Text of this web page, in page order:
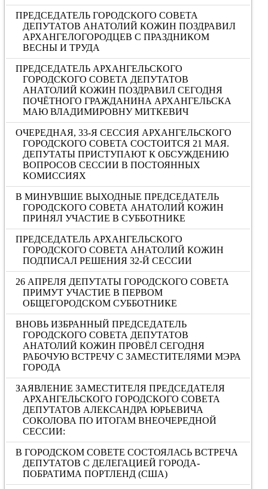
ПРЕДСЕДАТЕЛЬ ГОРОДСКОГО СОВЕТА
ДЕПУТАТОВ АНАТОЛИЙ КОЖИН ПОЗДРАВИЛ
АРХАНГЕЛОГОРОДЦЕВ С ПРАЗДНИКОМ
ВЕСНЫ И ТРУДА
ПРЕДСЕДАТЕЛЬ АРХАНГЕЛЬСКОГО
ГОРОДСКОГО СОВЕТА ДЕПУТАТОВ
АНАТОЛИЙ КОЖИН ПОЗДРАВИЛ СЕГОДНЯ
ПОЧЁТНОГО ГРАЖДАНИНА АРХАНГЕЛЬСКА
МАЮ ВЛАДИМИРОВНУ МИТКЕВИЧ
ОЧЕРЕДНАЯ, 33-Я СЕССИЯ АРХАНГЕЛЬСКОГО
ГОРОДСКОГО СОВЕТА СОСТОИТСЯ 21 МАЯ.
ДЕПУТАТЫ ПРИСТУПАЮТ К ОБСУЖДЕНИЮ
ВОПРОСОВ СЕССИИ В ПОСТОЯННЫХ
КОМИССИЯХ
В МИНУВШИЕ ВЫХОДНЫЕ ПРЕДСЕДАТЕЛЬ
ГОРОДСКОГО СОВЕТА АНАТОЛИЙ КОЖИН
ПРИНЯЛ УЧАСТИЕ В СУББОТНИКЕ
ПРЕДСЕДАТЕЛЬ АРХАНГЕЛЬСКОГО
ГОРОДСКОГО СОВЕТА АНАТОЛИЙ КОЖИН
ПОДПИСАЛ РЕШЕНИЯ 32-Й СЕССИИ
26 АПРЕЛЯ ДЕПУТАТЫ ГОРОДСКОГО СОВЕТА
ПРИМУТ УЧАСТИЕ В ПЕРВОМ
ОБЩЕГОРОДСКОМ СУББОТНИКЕ
ВНОВЬ ИЗБРАННЫЙ ПРЕДСЕДАТЕЛЬ
ГОРОДСКОГО СОВЕТА ДЕПУТАТОВ
АНАТОЛИЙ КОЖИН ПРОВЁЛ СЕГОДНЯ
РАБОЧУЮ ВСТРЕЧУ С ЗАМЕСТИТЕЛЯМИ МЭРА
ГОРОДА
ЗАЯВЛЕНИЕ ЗАМЕСТИТЕЛЯ ПРЕДСЕДАТЕЛЯ
АРХАНГЕЛЬСКОГО ГОРОДСКОГО СОВЕТА
ДЕПУТАТОВ АЛЕКСАНДРА ЮРЬЕВИЧА
СОКОЛОВА ПО ИТОГАМ ВНЕОЧЕРЕДНОЙ
СЕССИИ:
В ГОРОДСКОМ СОВЕТЕ СОСТОЯЛАСЬ ВСТРЕЧА
ДЕПУТАТОВ С ДЕЛЕГАЦИЕЙ ГОРОДА-
ПОБРАТИМА ПОРТЛЕНД (США)